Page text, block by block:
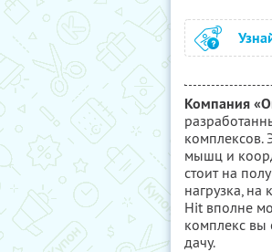
Компания
комплексов.
мышц и
стоит на
нагрузка, на
Hit вполне
комплекс вы
дачу.